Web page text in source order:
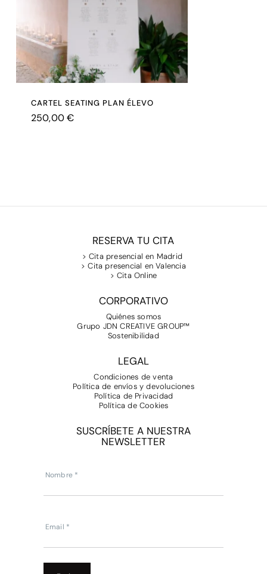
CARTEL SEATING PLAN ÉLEVO
250,00€
RESERVA TU CITA
> Cita presencial en Madrid
> Cita presencial en Valencia
> Cita Online
CORPORATIVO
Quiénes somos
Grupo JDN CREATIVE GROUP™
Sostenibilidad
LEGAL
Condiciones de venta
Política de envíos y devoluciones
Política de Privacidad
Política de Cookies
SUSCRÍBETE A NUESTRA
NEWSLETTER
Nombre *
Email *